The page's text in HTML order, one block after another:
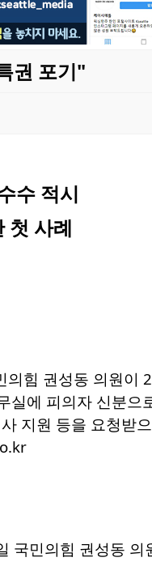
권 포기"
수 적시
첫 사례
힘 권성동 의원이
실에 피의자 신분
지원 등을 요청받
민의힘 권성동